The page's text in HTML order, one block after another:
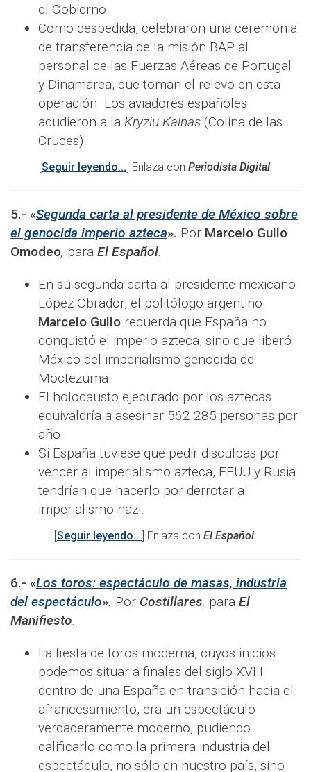
el Gobierno.
Como despedida, celebraron una ceremonia
de transferencia de la misión BAP al
personal de las Fuerzas Aéreas de Portugal
y Dinamarca, que toman el relevo en esta
operación. Los aviadores españoles
acudieron a la Kryziu Kalnas (Colina de las
Cruces).
Seguir leyendo... ] Enlaza con Periodista Digital.
5.- «Segunda carta al presidente de México sobre
el genocida imperio azteca». Por Marcelo Gullo
Omodeo, para El Español.
En su segunda carta al presidente mexicano
López Obrador, el politólogo argentino
Marcelo Gullo recuerda que España no
conquistó el imperio azteca, sino que liberó
México del imperialismo genocida de
Moctezuma.
El holocausto ejecutado por los aztecas
equivaldría a asesinar 562.285 personas por
año.
Si España tuviese que pedir disculpas por
vencer al imperialismo azteca, EEUU y Rusia
tendrían que hacerlo por derrotar al
imperialismo nazi.
Seguir leyendo... ] Enlaza con El Español.
6.- «Los toros: espectáculo de masas, industria
del espectáculo». Por Costillares, para El
Manifiesto.
La fiesta de toros moderna, cuyos inicios
podemos situar a finales del siglo XVIII
dentro de una España en transición hacia el
afrancesamiento, era un espectáculo
verdaderamente moderno, pudiendo
calificarlo como la primera industria del
espectáculo, no sólo en nuestro país, sino